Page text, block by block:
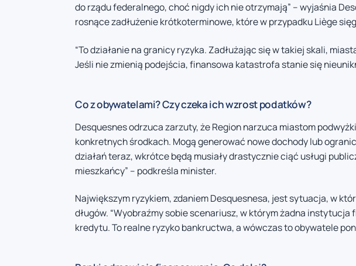
do rządu federalnego, choć nigdy ich nie otrzymają” – wyjaśnia
rosnące zadłużenie krótkoterminowe, które w przypadku Liège
“To działanie na granicy ryzyka. Zadłużając się w takiej skali,
Jeśli nie zmienią podejścia, finansowa katastrofa stanie się
Co z obywatelami? Czy czeka ich wzrost podatków?
Desquesnes odrzuca zarzuty, że Region narzuca miastom
konkretnych środkach. Mogą generować nowe dochody lub
działań teraz, wkrótce będą musiały drastycznie ciąć usługi
mieszkańcy” – podkreśla minister.
Największym ryzykiem, zdaniem Desquesnesa, jest sytuacja, w
długów. “Wyobraźmy sobie scenariusz, w którym żadna
kredytu. To realne ryzyko bankructwa, a wówczas to obywatele